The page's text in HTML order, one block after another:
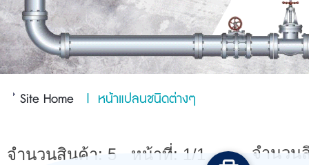
Site Home | หน้าแปลนชนิดต่างๆ
จำนวนสินค้า: 5 หน้าที่: 1/1 จำนว